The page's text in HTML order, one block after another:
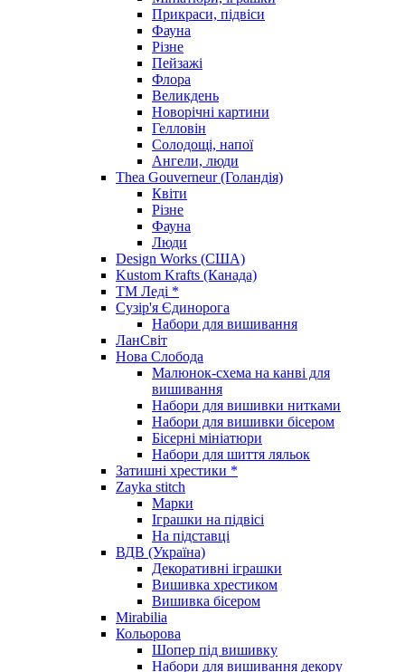
Прикраси, підвіси
Фауна
Різне
Пейзажі
Флора
Великдень
Новорічні картини
Гелловін
Солодощі, напої
Ангели, люди
Thea Gouverneur (Голандія)
Квіти
Різне
Фауна
Люди
Design Works (США)
Kustom Krafts (Канада)
ТМ Леді *
Сузір'я Єдинорога
Набори для вишивання
ЛанСвіт
Нова Слобода
Малюнок-схема на канві для
вишивання
Набори для вишивки нитками
Набори для вишивки бісером
Бісерні мініатюри
Набори для шиття ляльок
Затишні хрестики *
Zayka stitch
Марки
Іграшки на підвісі
На підставці
ВДВ (Україна)
Декоративні іграшки
Вишивка хрестиком
Вишивка бісером
Mirabilia
Кольорова
Шопер під вишивку
Набори для вишивання декору